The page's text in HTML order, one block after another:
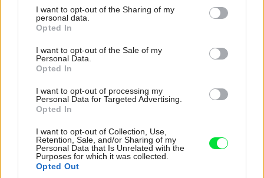
not limited to your visit or usage behaviour. You may click to
grant or deny consent to Google and its third-party tags to
use your data for below specified purposes in below Google
consent section.
I want to opt-out of the Sharing of my
personal data.
Opted In
I want to opt-out of the Sale of my
Personal Data.
Opted In
I want to opt-out of processing my
Personal Data for Targeted Advertising.
Opted In
I want to opt-out of Collection, Use,
Retention, Sale, and/or Sharing of my
Personal Data that Is Unrelated with the
Purposes for which it was collected.
Opted Out